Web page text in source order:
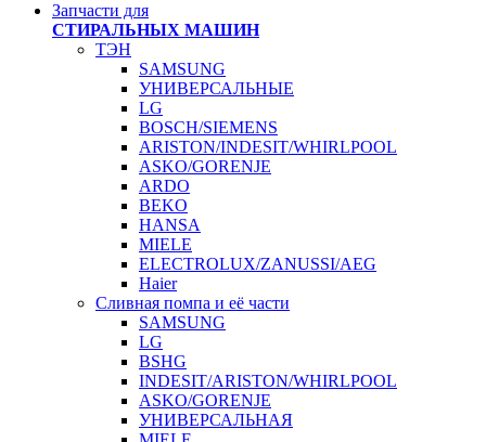
Запчасти для
СТИРАЛЬНЫХ МАШИН
ТЭН
SAMSUNG
УНИВЕРСАЛЬНЫЕ
LG
BOSCH/SIEMENS
ARISTON/INDESIT/WHIRLPOOL
ASKO/GORENJE
ARDO
BEKO
HANSA
MIELE
ELECTROLUX/ZANUSSI/AEG
Haier
Сливная помпа и её части
SAMSUNG
LG
BSHG
INDESIT/ARISTON/WHIRLPOOL
ASKO/GORENJE
УНИВЕРСАЛЬНАЯ